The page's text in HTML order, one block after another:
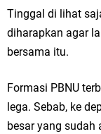
Tinggal di lihat
diharapkan agar
bersama itu.
Formasi PBNU
lega. Sebab, ke
besar yang sudah